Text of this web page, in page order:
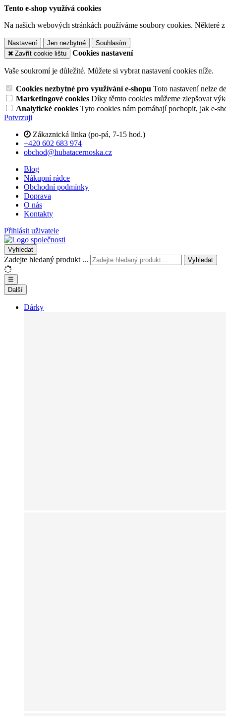
Tento e-shop využívá cookies
Na našich webových stránkách používáme soubory cookies. Některé
Nastavení Jen nezbytné
Souhlasím
Zavřít cookie lištu
Cookies nastavení
Vaše soukromí je důležité. Můžete si vybrat nastavení cookies níže.
Cookies nezbytné pro využívání e-shopu Toto nastavení nelze
Marketingové cookies Díky těmto cookies můžeme zlepšovat
Analytické cookies Tyto cookies nám pomáhají pochopit, jak e-
Potvrzuji
Zákaznická linka (po-pá, 7-15 hod.)
+420 602 683 974
obchod@hubatacernoska.cz
Blog
Nákupní rádce
Obchodní podmínky
Doprava
O nás
Kontakty
Přihlásit uživatele
Vyhledat
Zadejte hledaný produkt ... Vyhledat
☰
Další
Dárky